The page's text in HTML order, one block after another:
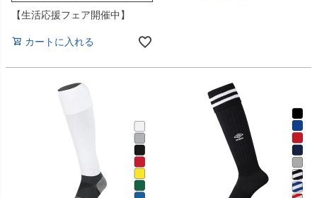
【生活応援フェア開催中】
カートに入れる